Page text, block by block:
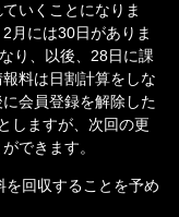
いくことになりま
月には30日がありま
り、以後、28日に課
料は日割計算をしな
会員登録を解除した
しますが、次回の更
できます。
回収することを予め